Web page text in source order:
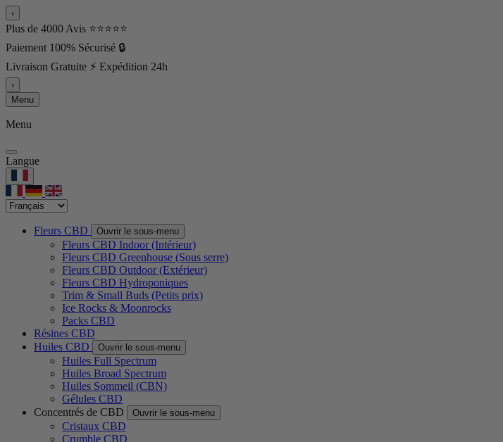
‹
Plus de 4000 Avis ⭐⭐⭐⭐⭐
Paiement 100% Sécurisé 🔒
Livraison Gratuite ⚡ Expédition 24h
›
Menu
Menu
Langue
Fleurs CBD Ouvrir le sous-menu
Fleurs CBD Indoor (Intérieur)
Fleurs CBD Greenhouse (Sous serre)
Fleurs CBD Outdoor (Extérieur)
Fleurs CBD Hydroponiques
Trim & Small Buds (Petits prix)
Ice Rocks & Moonrocks
Packs CBD
Résines CBD
Huiles CBD
Ouvrir le sous-menu
Huiles Full Spectrum
Huiles Broad Spectrum
Huiles Sommeil (CBN)
Gélules CBD
Concentrés de CBD
Ouvrir le sous-menu
Cristaux CBD
Crumble CBD